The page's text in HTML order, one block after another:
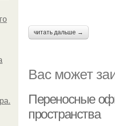
читать дальше →
Вас может
Переносные
пространства